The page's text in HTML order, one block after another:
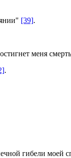
[39].
меня
.
гибели моей